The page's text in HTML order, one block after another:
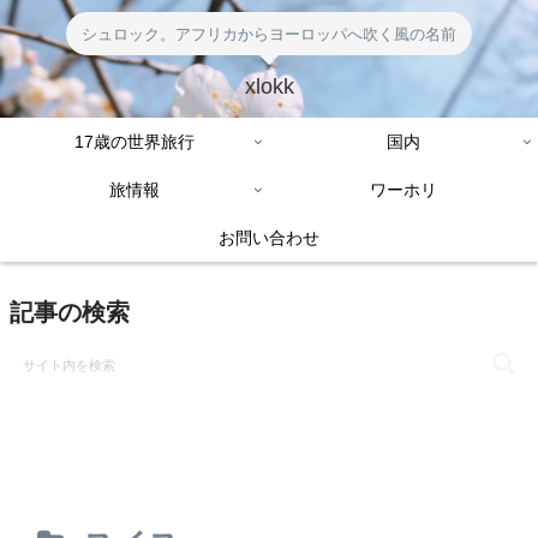
シュロック。アフリカからヨーロッパへ吹く風の名前
xlokk
17歳の世界旅行 国内
旅情報 ワーホリ
お問い合わせ
記事の検索